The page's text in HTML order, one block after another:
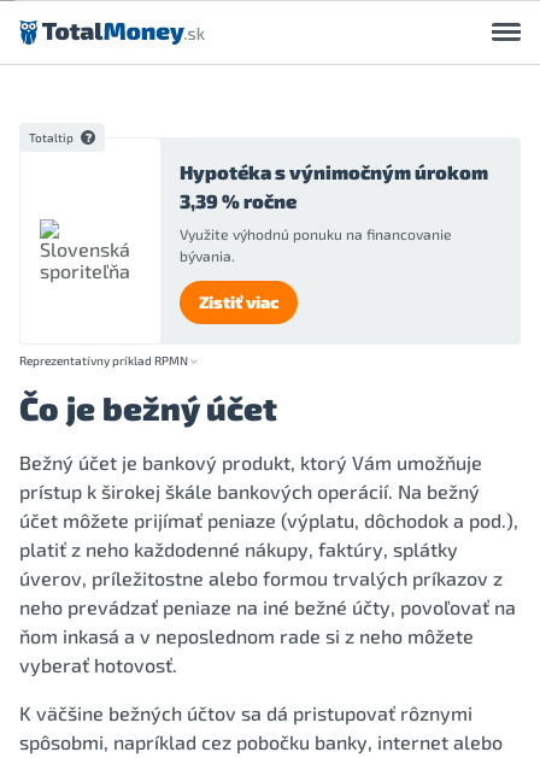
Preskočiť na obsah
Totaltip
Hypotéka s výnimočným úrokom
3,39 % ročne
Využite výhodnú ponuku na financovanie
bývania.
Zistiť viac
Reprezentatívny príklad RPMN
Čo je bežný účet
Bežný účet je bankový produkt, ktorý Vám umožňuje
prístup k širokej škále bankových operácií. Na bežný
účet môžete prijímať peniaze (výplatu, dôchodok a pod.),
platiť z neho každodenné nákupy, faktúry, splátky
úverov, príležitostne alebo formou trvalých príkazov z
neho prevádzať peniaze na iné bežné účty, povoľovať na
ňom inkasá a v neposlednom rade si z neho môžete
vyberať hotovosť.
K väčšine bežných účtov sa dá pristupovať rôznymi
spôsobmi, napríklad cez pobočku banky, internet alebo